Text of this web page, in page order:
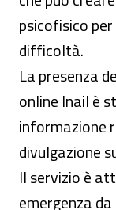
psicofisico
difficoltà.
La presenza
online Inail è
informazione
divulgazione
Il servizio è
emergenza